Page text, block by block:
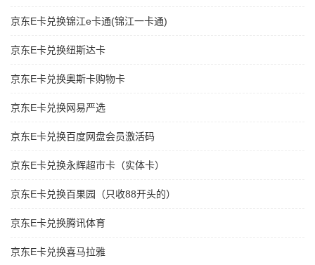
京东E卡兑换锦江e卡通(锦江一卡通)
京东E卡兑换纽斯达卡
京东E卡兑换奥斯卡购物卡
京东E卡兑换网易严选
京东E卡兑换百度网盘会员激活码
京东E卡兑换永辉超市卡（实体卡）
京东E卡兑换百果园（只收88开头的）
京东E卡兑换腾讯体育
京东E卡兑换喜马拉雅